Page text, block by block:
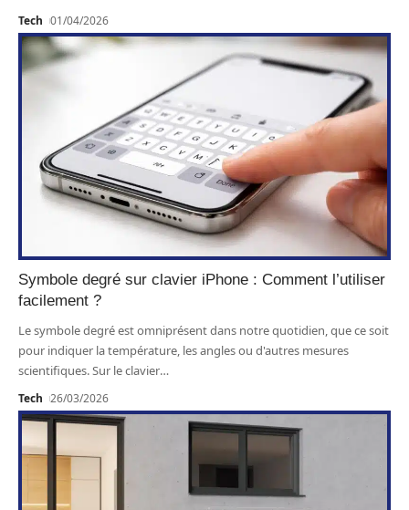
Tech 01/04/2026
Symbole degré sur clavier iPhone : Comment l’utiliser
facilement ?
Le symbole degré est omniprésent dans notre quotidien, que ce soit
pour indiquer la température, les angles ou d'autres mesures
scientifiques. Sur le clavier…
Tech 26/03/2026